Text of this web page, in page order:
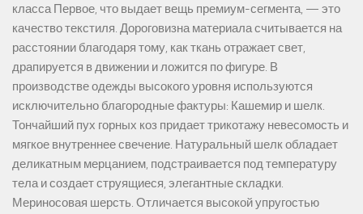
класса Первое, что выдает вещь премиум-сегмента, — это
качество текстиля. Дороговизна материала считывается на
расстоянии благодаря тому, как ткань отражает свет,
драпируется в движении и ложится по фигуре. В
производстве одежды высокого уровня используются
исключительно благородные фактуры: Кашемир и шелк.
Тончайший пух горных коз придает трикотажу невесомость и
мягкое внутреннее свечение. Натуральный шелк обладает
деликатным мерцанием, подстраивается под температуру
тела и создает струящиеся, элегантные складки.
Мериносовая шерсть. Отличается высокой упругостью